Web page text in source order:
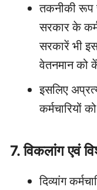
तकनीकी
सरकार के
सरकारें भी
वेतनमान को
इसलिए
कर्मचारियों
7. विकलांग एवं
दिव्यांग